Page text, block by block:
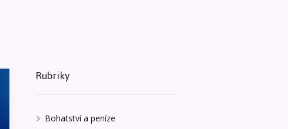
Rubriky
Bohatství a peníze